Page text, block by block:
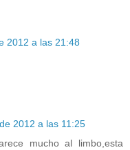
2012 a las 21:48
2012 a las 11:25
mucho al limbo,esta